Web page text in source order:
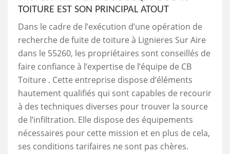
TOITURE EST SON PRINCIPAL ATOUT
Dans le cadre de l’exécution d’une opération de
recherche de fuite de toiture à Lignieres Sur Aire
dans le 55260, les propriétaires sont conseillés de
faire confiance à l’expertise de l’équipe de CB
Toiture . Cette entreprise dispose d’éléments
hautement qualifiés qui sont capables de recourir
à des techniques diverses pour trouver la source
de l’infiltration. Elle dispose des équipements
nécessaires pour cette mission et en plus de cela,
ses conditions tarifaires ne sont pas chères.